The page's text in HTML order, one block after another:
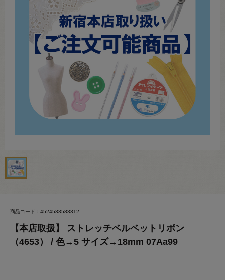
商品コード：4524533583312
【本店取扱】 ストレッチベルベットリボン
（4653） / 色→5 サイズ→18mm 07Aa99_